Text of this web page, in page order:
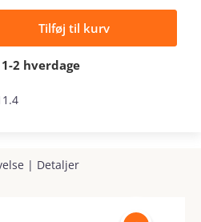
Tilføj til kurv
2 hverdage
| Detaljer